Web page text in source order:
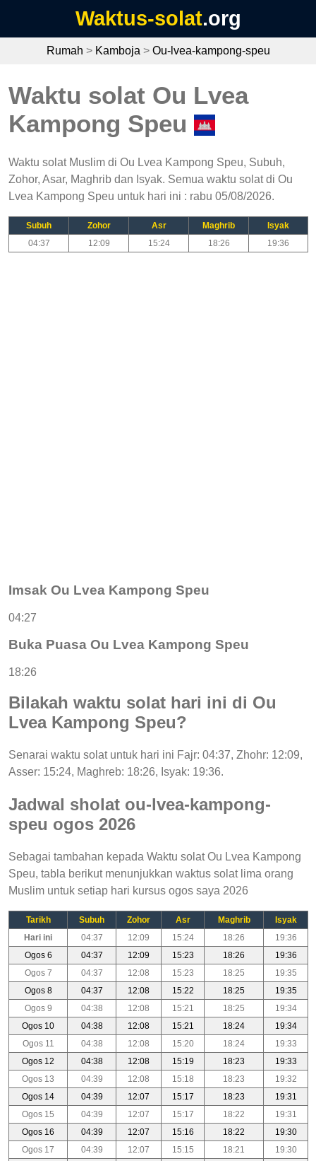
Waktus-solat.org
Rumah > Kamboja > Ou-lvea-kampong-speu
Waktu solat Ou Lvea
Kampong Speu
Waktu solat Muslim di Ou Lvea Kampong Speu, Subuh,
Zohor, Asar, Maghrib dan Isyak. Semua waktu solat di Ou
Lvea Kampong Speu untuk hari ini : rabu 05/08/2026.
Subuh Zohor Asr Maghrib
Isyak
04:37
12:09 15:24 18:26 19:36
Imsak Ou Lvea Kampong Speu
04:27
Buka Puasa Ou Lvea Kampong Speu
18:26
Bilakah waktu solat hari ini di Ou
Lvea Kampong Speu?
Senarai waktu solat untuk hari ini Fajr: 04:37, Zhohr: 12:09,
Asser: 15:24, Maghreb: 18:26, Isyak: 19:36.
Jadwal sholat ou-lvea-kampong-
speu ogos 2026
Sebagai tambahan kepada Waktu solat Ou Lvea Kampong
Speu, tabla berikut menunjukkan waktus solat lima orang
Muslim untuk setiap hari kursus ogos saya 2026
Tarikh Subuh Zohor Asr Maghrib
Isyak
Hari ini
04:37 12:09 15:24 18:26
19:36
Ogos 6
04:37 12:09 15:23 18:26
19:36
Ogos 7
04:37 12:08 15:23 18:25
19:35
Ogos 8
04:37 12:08 15:22 18:25
19:35
Ogos 9
04:38 12:08 15:21 18:25
19:34
Ogos 10
04:38 12:08 15:21 18:24
19:34
Ogos 11
04:38 12:08 15:20 18:24
19:33
Ogos 12
04:38 12:08 15:19 18:23
19:33
Ogos 13
04:39 12:08 15:18 18:23
19:32
Ogos 14
04:39 12:07 15:17 18:23
19:31
Ogos 15
04:39 12:07 15:17 18:22
19:31
Ogos 16
04:39 12:07 15:16 18:22
19:30
Ogos 17
04:39 12:07 15:15 18:21
19:30